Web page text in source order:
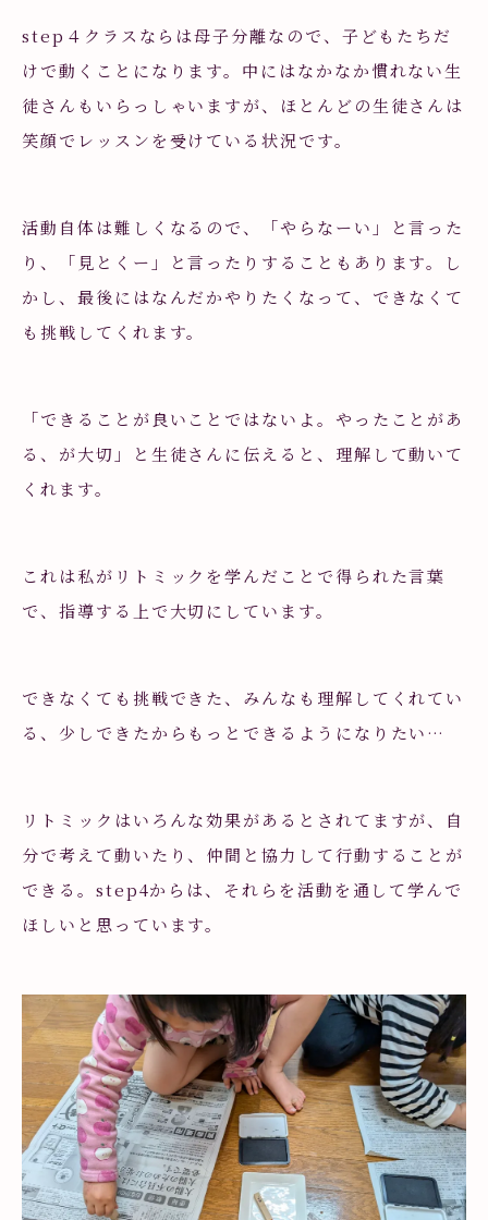
step４クラスならは母子分離なので、子どもたちだ
けで動くことになります。中にはなかなか慣れない生
徒さんもいらっしゃいますが、ほとんどの生徒さんは
笑顔でレッスンを受けている状況です。
活動自体は難しくなるので、「やらなーい」と言った
り、「見とくー」と言ったりすることもあります。し
かし、最後にはなんだかやりたくなって、できなくて
も挑戦してくれます。
「できることが良いことではないよ。やったことがあ
る、が大切」と生徒さんに伝えると、理解して動いて
くれます。
これは私がリトミックを学んだことで得られた言葉
で、指導する上で大切にしています。
できなくても挑戦できた、みんなも理解してくれてい
る、少しできたからもっとできるようになりたい…
リトミックはいろんな効果があるとされてますが、自
分で考えて動いたり、仲間と協力して行動することが
できる。step4からは、それらを活動を通して学んで
ほしいと思っています。